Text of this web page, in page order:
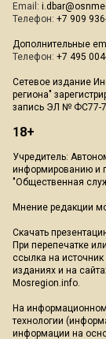
Email:
Телефон: +7 909
Дополнительные
Телефон: +7 495
Сетевое издание
региона"
запись ЭЛ № ФС77-
18+
Учредитель:
информированию и
"Общественная
Мнение редакции
Скачать
При перепечатке
ссылка на источник
изданиях и на
Mosregion.info.
На
технологии
информации на